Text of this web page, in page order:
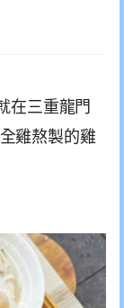
在三重龍門
雞熬製的雞